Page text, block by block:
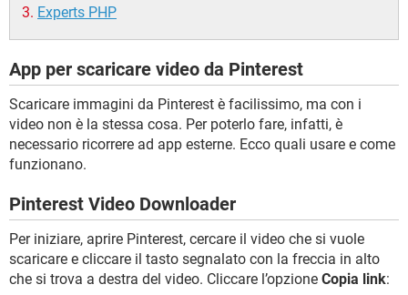
Experts PHP
App per scaricare video da Pinterest
Scaricare immagini da Pinterest è facilissimo, ma con i
video non è la stessa cosa. Per poterlo fare, infatti, è
necessario ricorrere ad app esterne. Ecco quali usare e come
funzionano.
Pinterest Video Downloader
Per iniziare, aprire Pinterest, cercare il video che si vuole
scaricare e cliccare il tasto segnalato con la freccia in alto
che si trova a destra del video. Cliccare l’opzione Copia link: